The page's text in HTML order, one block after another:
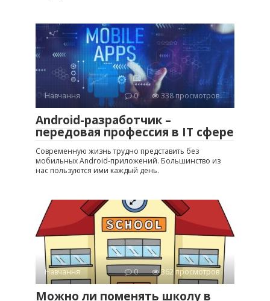
Навчання 0 338 просмотров
Android-разработчик –
передовая профессия в ІТ сфере
Современную жизнь трудно представить без
мобильных Android-приложений. Большинство из
нас пользуются ими каждый день.
Навчання 0 362 просмотров
Можно ли поменять школу в